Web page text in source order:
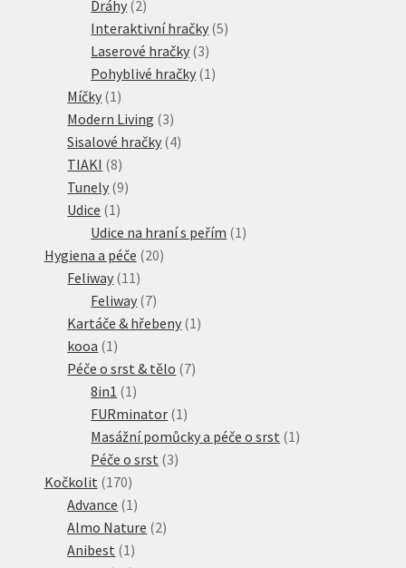
Dráhy 22
produkty
Interaktivní hračky 55
Laserové hračky 33
produkty
Pohyblivé hračky 1 1
Míčky 1 1
produkt
Modern Living 33
produkty
Sisalové hračky 44
TIAKI 88
produktů
Tunely 99
Udice 1 1
produkt
Udice na hraní s peřím 1 1
Hygiena a péče 2020
Feliway 11 11
produktů
Feliway 77
produktů
Kartáče & hřebeny 1 1
kooa 1 1
produkt
Péče o srst & tělo 77
8in1 1 1
produkt
FURminator 1 1
produkt
Masážní pomůcky a péče o srst 1 1
Péče o srst 33
Kočkolit 170170
produktů
Advance 1 1
produkt
Almo Nature 22
Anibest 1 1